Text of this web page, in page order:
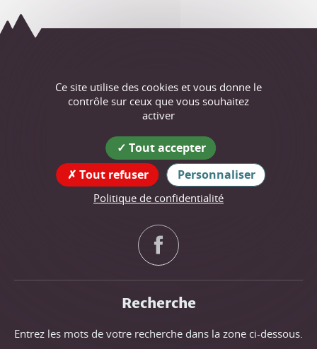
Coordonnées
de la mairie
150 Grande rue, 38160, Izeron
tél : 04 76 38 28 02
Suivez nous !
Recherche
Entrez les mots de votre recherche dans la zone ci-dessous.
Ce site utilise des cookies et vous donne le
contrôle sur ceux que vous souhaitez
activer
Tout accepter
Tout refuser
Personnaliser
Politique de confidentialité